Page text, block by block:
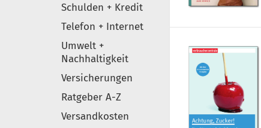
Schulden + Kredit
Telefon + Internet
Umwelt +
Nachhaltigkeit
Versicherungen
Ratgeber A-Z
Versandkosten